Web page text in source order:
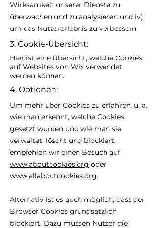
Wirksamkeit unserer Dienste zu
überwachen und zu analysieren und iv)
um das Nutzererlebnis zu verbessern.
3. Cookie-Übersicht:
Hier ist eine Übersicht, welche Cookies
auf Websites von Wix verwendet
werden können.
4. Optionen:
Um mehr über Cookies zu erfahren, u. a.
wie man erkennt, welche Cookies
gesetzt wurden und wie man sie
verwaltet, löscht und blockiert,
empfehlen wir einen Besuch auf
www.aboutcookies.org oder
www.allaboutcookies.org.
Alternativ ist es auch möglich, dass der
Browser Cookies grundsätzlich
blockiert. Dazu müssen Nutzer die